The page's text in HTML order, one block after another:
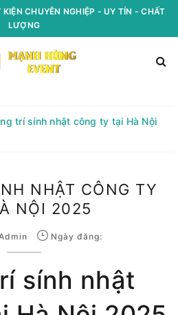
CHUYÊN NGHIỆP - UY TÍN - CHẤT
LƯỢNG
trí sính nhật công ty tại Hà Nội
NHẬT CÔNG TY
NỘI 2025
Ngày đăng:
sính nhật